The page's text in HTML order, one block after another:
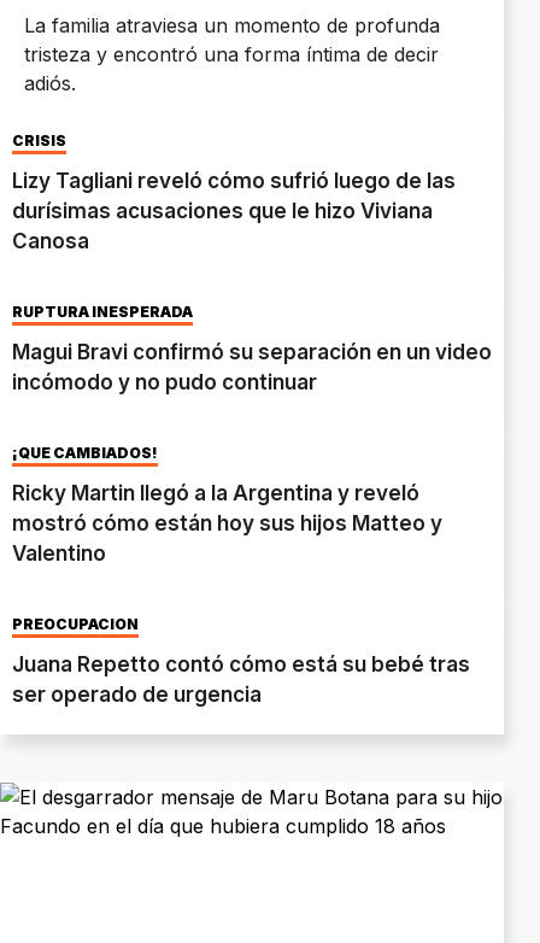
La familia atraviesa un momento de profunda
tristeza y encontró una forma íntima de decir
adiós.
CRISIS
Lizy Tagliani reveló cómo sufrió luego de las
durísimas acusaciones que le hizo Viviana
Canosa
RUPTURA INESPERADA
Magui Bravi confirmó su separación en un video
incómodo y no pudo continuar
¡QUÉ CAMBIADOS!
Ricky Martin llegó a la Argentina y reveló
mostró cómo están hoy sus hijos Matteo y
Valentino
PREOCUPACIÓN
Juana Repetto contó cómo está su bebé tras
ser operado de urgencia